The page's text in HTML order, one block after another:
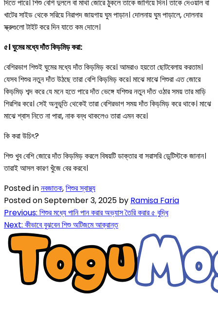
দিতে পারে। শিশু বেশি দুললে বা মাথা জোরে ঠুকলে তাকে জাগিয়ে দিন। তাকে দেওয়াল বা
খাটের সাইড থেকে সরিয়ে নিরাপদ জায়গায় ঘুম পাড়ান। দোলনায় ঘুম পাড়ালে, দোলনার
স্ক্রুগুলো টাইট করে দিন যাতে কম দোলে।
৫। ঘুমের মধ্যে দাঁত কিড়মিড় করা:
বেশিরভাগ শিশুই ঘুমের মধ্যে দাঁত কিড়মিড় করে। আমরাও হয়তো ছোটবেলায় করতাম।
যেসব শিশুর নতুন দাঁত উঠছে তারা বেশি কিড়মিড় করে। মাঝে মাঝে শিশুরা এত জোরে
কিড়মিড় শব্দ করে যে মনে হতে পারে দাঁত ভেঙ্গে যশিশুর নতুন দাঁত ওঠার সময় তার মাড়ি
শিরশির করে। সেই অনুভূতি থেকেই তারা বেশিরভাগ সময় দাঁত কিড়মিড় করে থাকে। মাঝে
মাঝে শ্বাস নিতে না পারা, নাক বন্ধ থাকলেও তারা এমন করে।
কি করা উচিৎ?
শিশু খুব বেশি জোরে দাঁত কিড়মিড় করলে বিষয়টি ডাক্তার বা সরাসরি ডেন্টিস্টকে জানান।
তারাই আসল কারণ খুঁজে বের করবে।
Posted inনবজাতক,শিশুর স্বাস্থ্য
Posted onSeptember 3, 2025 by Ramisa Faria
Previous: শিশুর মধ্যে পানি পান করার অভ্যাস তৈরি করার ৫ বুদ্ধি
Next: কীভাবে বুঝবেন শিশু অটিজমে আক্রান্ত